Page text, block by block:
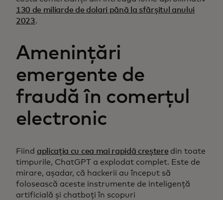
130 de miliarde de dolari până la sfârșitul anului
2023.
Amenințări
emergente de
fraudă în comerțul
electronic
Fiind aplicația cu cea mai rapidă creștere din toate
timpurile, ChatGPT a explodat complet. Este de
mirare, așadar, că hackerii au început să
folosească aceste instrumente de inteligență
artificială și chatboți în scopuri